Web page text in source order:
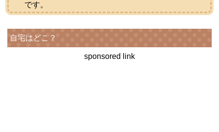
です。
自宅はどこ？
sponsored link